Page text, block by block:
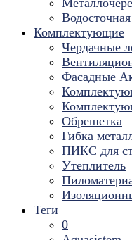
Комплектующие
Чердачные
Фасадные
Обрешетка
Гибка
ПИКС для
Утеплитель
Теги
0